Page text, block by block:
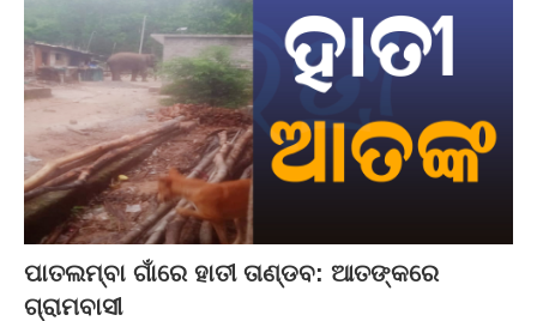
ପାତଲମ୍ବା ଗାଁରେ ହାତୀ ତାଣ୍ଡବ: ଆତଙ୍କରେ
ଗ୍ରାମବାସୀ